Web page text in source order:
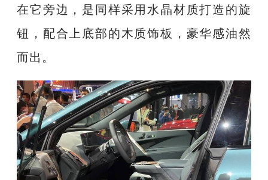
在它旁边，是同样采用水晶材质打造的旋
钮，配合上底部的木质饰板，豪华感油然
而出。